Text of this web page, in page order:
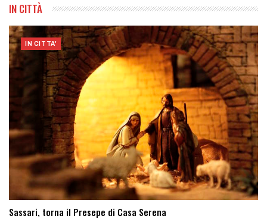
IN CITTÀ
IN CITTA'
Sassari, torna il Presepe di Casa Serena